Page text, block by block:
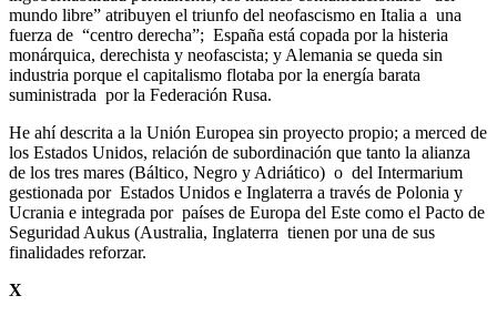
mundo libre” atribuyen el triunfo del neofascismo en Italia a una
fuerza de “centro derecha”; España está copada por la histeria
monárquica, derechista y neofascista; y Alemania se queda sin
industria porque el capitalismo flotaba por la energía barata
suministrada por la Federación Rusa.
He ahí descrita a la Unión Europea sin proyecto propio; a merced de
los Estados Unidos, relación de subordinación que tanto la alianza
de los tres mares (Báltico, Negro y Adriático) o del Intermarium
gestionada por Estados Unidos e Inglaterra a través de Polonia y
Ucrania e integrada por países de Europa del Este como el Pacto de
Seguridad Aukus (Australia, Inglaterra tienen por una de sus
finalidades reforzar.
X